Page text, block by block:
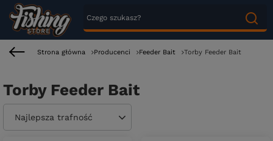
Strona główna Producenci Feeder Bait Torby Feeder Bait
Torby Feeder Bait
Zmień sortowanie
Najlepsza trafność